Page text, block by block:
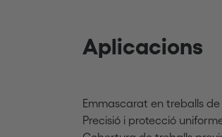
Aplicacions
Emmascarat en treballs
Precisió i protecció